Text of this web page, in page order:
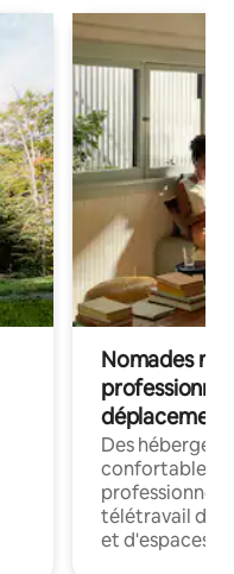
Nomades
déplacement
Des
confortables
professionnels
télétravail
et d'espaces